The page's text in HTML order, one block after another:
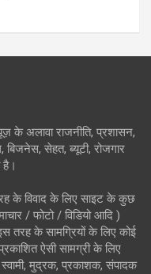
के अलावा राजनीति, प्रशासन,
सेहत, ब्यूटी, रोजगार
है।
के विवाद के लिए साइट के कुछ
/ फोटो / विडियो आदि )
तरह के सामग्रियों के लिए कोई
ऐसी सामग्री के लिए
स्वामी, मुद्रक, प्रकाशक, संपादक